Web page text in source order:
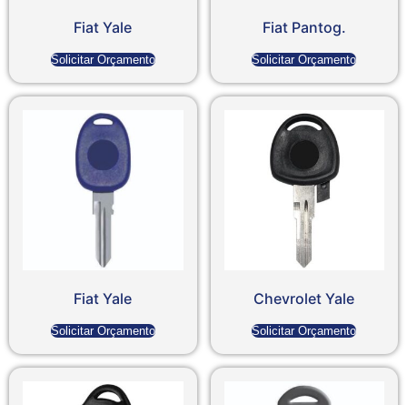
Fiat Yale
Solicitar Orçamento
Fiat Pantog.
Solicitar Orçamento
Fiat Yale
Solicitar Orçamento
Chevrolet Yale
Solicitar Orçamento